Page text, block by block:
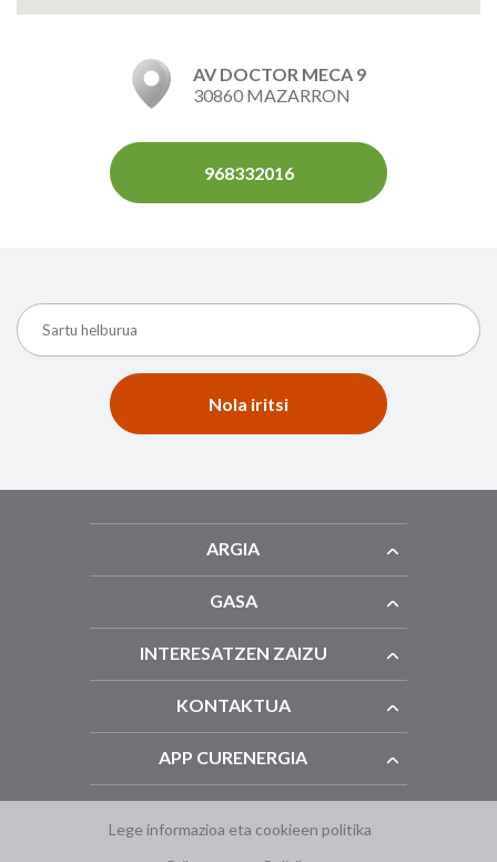
AV DOCTOR MECA 9
30860 MAZARRON
968332016
Nola iritsi
ARGIA
GASA
INTERESATZEN ZAIZU
KONTAKTUA
APP CURENERGIA
Lege informazioa eta cookieen politika